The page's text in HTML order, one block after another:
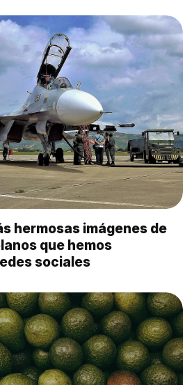
hermosas imágenes de
que hemos
sociales